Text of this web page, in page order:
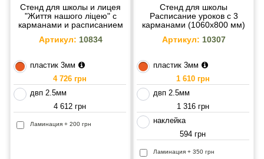
Стенд для школы и лицея
"Життя нашого ліцею" с
карманами и расписанием
Артикул: 10834
пластик 3мм
4 726 грн
двп 2.5мм
4 612 грн
Ламинация + 200 грн
Стенд для школы
Расписание уроков с 3
карманами (1060х800 мм)
Артикул: 10307
пластик 3мм
1 610 грн
двп 2.5мм
1 316 грн
наклейка
594 грн
Ламинация + 350 грн